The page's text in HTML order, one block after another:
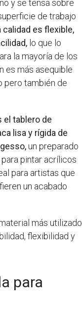
y se tensa sobre
de trabajo
calidad es flexible,
lo que lo
la mayoría de los
es más asequible
pero también de
el tablero de
lisa y rígida de
un preparado
pintar acrílicos
para artistas que
un acabado
más utilizado
flexibilidad y
para